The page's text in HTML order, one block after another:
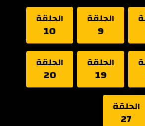
الحلقة
9
الحلقة
10
الحلقة
19
الحلقة
20
الحلقة
27